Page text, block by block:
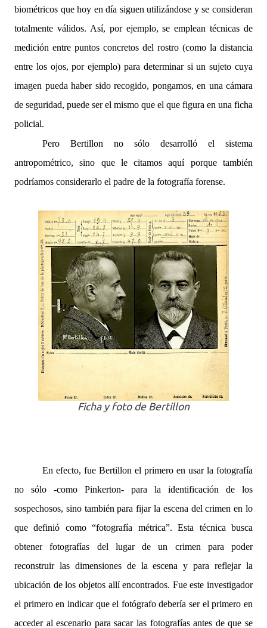
biométricos que hoy en día siguen utilizándose y se consideran
totalmente válidos. Así, por ejemplo, se emplean técnicas de
medición entre puntos concretos del rostro (como la distancia
entre los ojos, por ejemplo) para determinar si un sujeto cuya
imagen pueda haber sido recogido, pongamos, en una cámara
de seguridad, puede ser el mismo que el que figura en una ficha
policial.
Pero Bertillon no sólo desarrolló el sistema
antropométrico, sino que le citamos aquí porque también
podríamos considerarlo el padre de la fotografía forense.
Ficha y foto de Bertillon
En efecto, fue Bertillon el primero en usar la fotografía
no sólo -como Pinkerton- para la identificación de los
sospechosos, sino también para fijar la escena del crimen en lo
que definió como “fotografía métrica”. Esta técnica busca
obtener fotografías del lugar de un crimen para poder
reconstruir las dimensiones de la escena y para reflejar la
ubicación de los objetos allí encontrados. Fue este investigador
el primero en indicar que el fotógrafo debería ser el primero en
acceder al escenario para sacar las fotografías antes de que se